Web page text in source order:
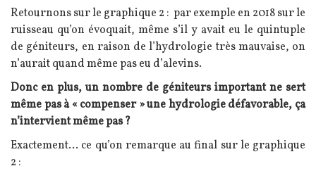
Texte
Retournons sur le graphique 2 : par exemple en 2018 sur le
ruisseau qu’on évoquait, même s’il y avait eu le quintuple
de géniteurs, en raison de l’hydrologie très mauvaise, on
n’aurait quand même pas eu d’alevins.
Donc en plus, un nombre de géniteurs important ne sert
même pas à « compenser » une hydrologie défavorable, ça
n’intervient même pas ?
Exactement… ce qu’on remarque au final sur le graphique
2 :